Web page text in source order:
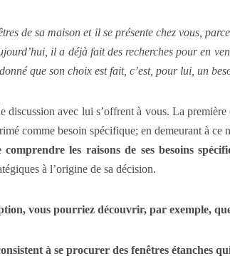
de sa maison et il se présente chez vous,
il a déjà fait des recherches pour en
que son choix est fait, c’est, pour lui, un
discussion avec lui s’offrent à vous. La
comme besoin spécifique; en demeurant à
les raisons de ses besoins
à l’origine de sa décision.
vous pourriez découvrir, par exemple,
à se procurer des fenêtres étanches